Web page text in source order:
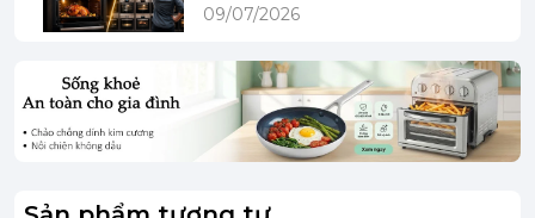
cho căn bếp.
09/07/2026